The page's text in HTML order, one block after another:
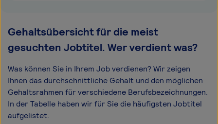
Gehaltsübersicht für die meist
gesuchten Jobtitel. Wer verdient was?
Was können Sie in Ihrem Job verdienen? Wir zeigen
Ihnen das durchschnittliche Gehalt und den möglichen
Gehaltsrahmen für verschiedene Berufsbezeichnungen.
In der Tabelle haben wir für Sie die häufigsten Jobtitel
aufgelistet.